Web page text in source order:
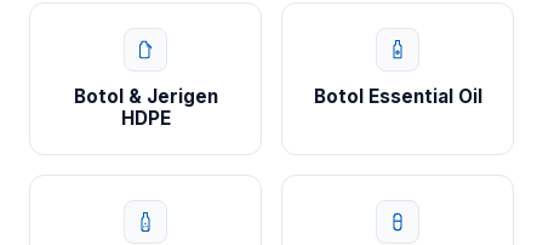
Botol & Jerigen
HDPE
Botol Essential Oil